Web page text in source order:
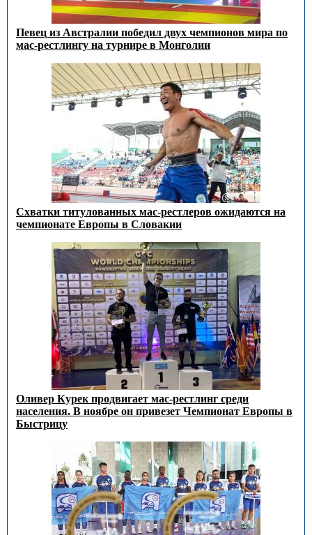
Певец из Австралии победил двух чемпионов мира по
мас-рестлингу на турнире в Монголии
Схватки титулованных мас-рестлеров ожидаются на
чемпионате Европы в Словакии
Оливер Курек продвигает мас-рестлинг среди
населения. В ноябре он привезет Чемпионат Европы в
Быстрицу